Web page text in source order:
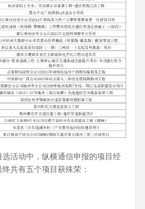
活动中，纵横通信申报的项目经
共有五个项目获殊荣：